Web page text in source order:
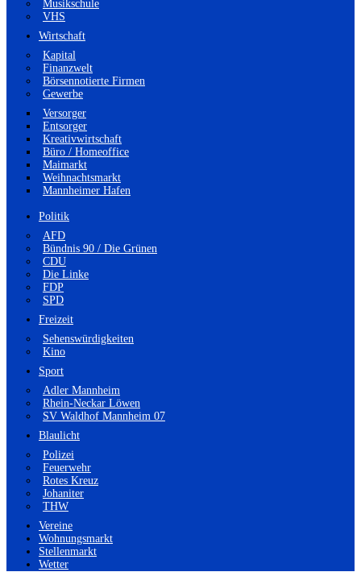
Musikschule
VHS
Wirtschaft
Kapital
Finanzwelt
Börsennotierte Firmen
Gewerbe
Versorger
Entsorger
Kreativwirtschaft
Büro / Homeoffice
Maimarkt
Weihnachtsmarkt
Mannheimer Hafen
Politik
AFD
Bündnis 90 / Die Grünen
CDU
Die Linke
FDP
SPD
Freizeit
Sehenswürdigkeiten
Kino
Sport
Adler Mannheim
Rhein-Neckar Löwen
SV Waldhof Mannheim 07
Blaulicht
Polizei
Feuerwehr
Rotes Kreuz
Johaniter
THW
Vereine
Wohnungsmarkt
Stellenmarkt
Wetter